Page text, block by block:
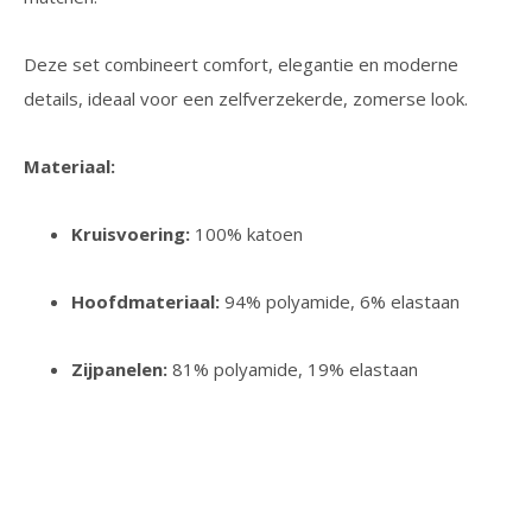
Deze set combineert comfort, elegantie en moderne
details, ideaal voor een zelfverzekerde, zomerse look.
Materiaal:
Kruisvoering: 100% katoen
Hoofdmateriaal: 94% polyamide, 6% elastaan
Zijpanelen: 81% polyamide, 19% elastaan